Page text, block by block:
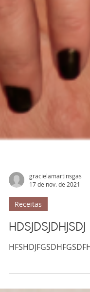
gracielamartinsgas
17 de nov. de 2021
Receitas
HDSJDSJDHJSDJ